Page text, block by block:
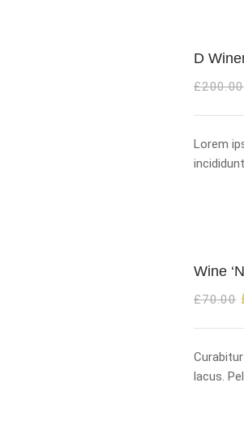
D
£200.00
Lorem
Wine
£70.00
lacus.